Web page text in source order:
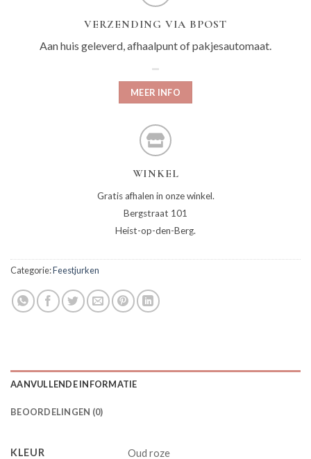
VERZENDING VIA BPOST
Aan huis geleverd, afhaalpunt of pakjesautomaat.
MEER INFO
WINKEL
Gratis afhalen in onze winkel.
Bergstraat 101
Heist-op-den-Berg.
Categorie:Feestjurken
AANVULLENDE INFORMATIE
BEOORDELINGEN (0)
KLEUR Oud roze